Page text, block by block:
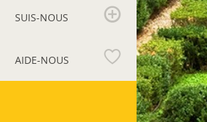
SUIS-NOUS
AIDE-NOUS